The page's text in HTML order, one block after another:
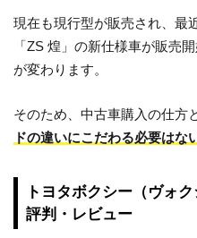
現在も現行型が販売され、最
「ZS 煌」の新仕様車が販売
が変わります。
そのため、中古車購入の仕方
ドの違いにこだわる必要はな
トヨタボクシー（ヴォ
評判・レビュー